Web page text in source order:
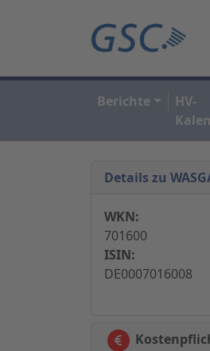
Berichte
HV-
Details zu
WKN:
701600
ISIN:
DE0007016008